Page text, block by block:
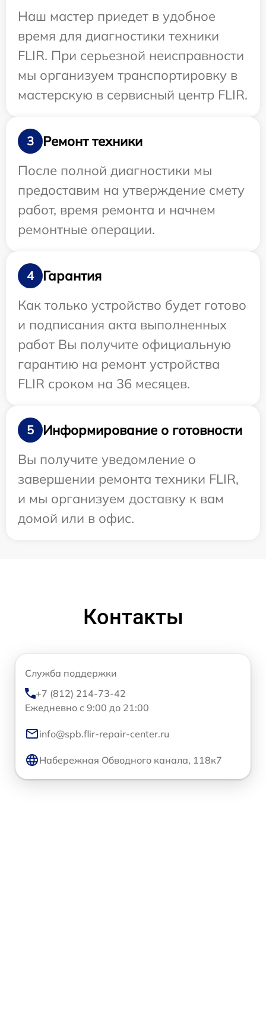
Наш мастер приедет в удобное
время для диагностики техники
FLIR. При серьезной неисправности
мы организуем транспортировку в
мастерскую в сервисный центр FLIR.
3
Ремонт техники
После полной диагностики мы
предоставим на утверждение смету
работ, время ремонта и начнем
ремонтные операции.
4
Гарантия
Как только устройство будет готово
и подписания акта выполненных
работ Вы получите официальную
гарантию на ремонт устройства
FLIR сроком на 36 месяцев.
5
Информирование о готовности
Вы получите уведомление о
завершении ремонта техники FLIR,
и мы организуем доставку к вам
домой или в офис.
Контакты
Служба поддержки
+7 (812) 214-73-42
Ежедневно с 9:00 до 21:00
info@spb.flir-repair-center.ru
Набережная Обводного канала, 118к7